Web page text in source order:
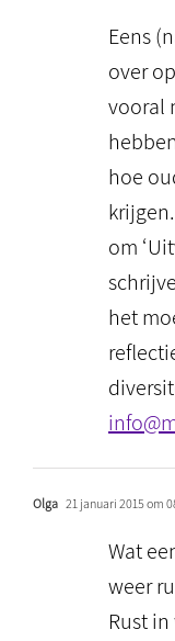
Eens
over
vooral
hoe
om
het
Olga 21 januari 2015 om
Wat
weer
Rust